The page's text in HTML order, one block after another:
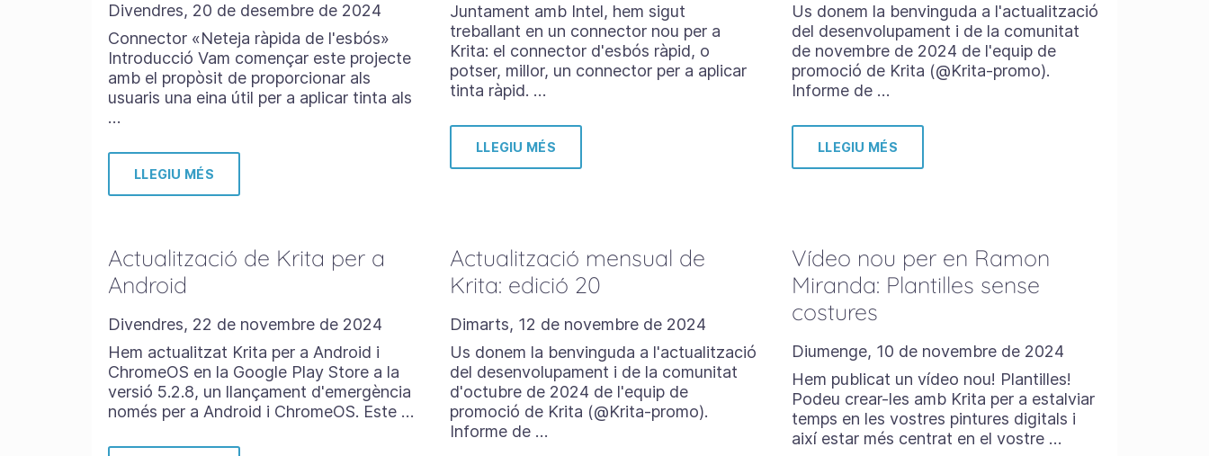
Divendres, 20 de desembre de 2024
Connector «Neteja ràpida de l'esbós»
Introducció Vam començar este projecte
amb el propòsit de proporcionar als
usuaris una eina útil per a aplicar tinta als
…
LLEGIU MÉS
Juntament amb Intel, hem sigut
treballant en un connector nou per a
Krita: el connector d'esbós ràpid, o
potser, millor, un connector per a aplicar
tinta ràpid. …
LLEGIU MÉS
Us donem la benvinguda a l'actualització
del desenvolupament i de la comunitat
de novembre de 2024 de l'equip de
promoció de Krita (@Krita-promo).
Informe de …
LLEGIU MÉS
Actualització de Krita per a
Android
Divendres, 22 de novembre de 2024
Hem actualitzat Krita per a Android i
ChromeOS en la Google Play Store a la
versió 5.2.8, un llançament d'emergència
només per a Android i ChromeOS. Este …
Actualització mensual de
Krita: edició 20
Dimarts, 12 de novembre de 2024
Us donem la benvinguda a l'actualització
del desenvolupament i de la comunitat
d'octubre de 2024 de l'equip de
promoció de Krita (@Krita-promo).
Informe de …
Vídeo nou per en Ramon
Miranda: Plantilles sense
costures
Diumenge, 10 de novembre de 2024
Hem publicat un vídeo nou! Plantilles!
Podeu crear-les amb Krita per a estalviar
temps en les vostres pintures digitals i
així estar més centrat en el vostre …